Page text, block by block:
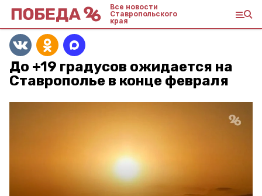
Все новости
Ставропольского
края
До +19 градусов ожидается на
Ставрополье в конце февраля